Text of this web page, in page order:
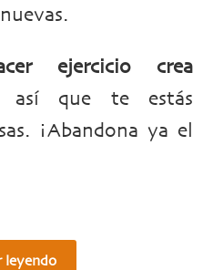
ejercicio crea
así que te estás
¡Abandona ya el
leyendo